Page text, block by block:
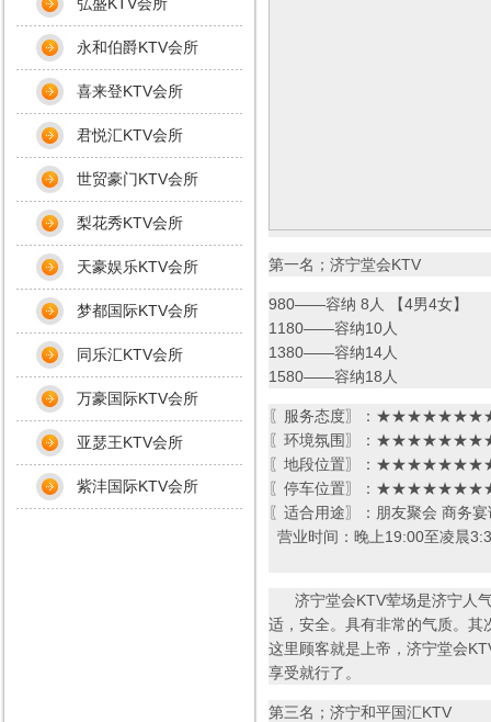
第一名；济宁堂会KTV
980——容纳 8人 【4男4女】
1180——容纳10人
1380——容纳14人
1580——容纳18人
〖服务态度〗：
〖环境氛围〗：
〖地段位置〗：
〖停车位置〗：
〖适合用途〗：朋友聚会 商务宴
营业时间：晚上19:00至凌晨
济宁堂会KTV荤场是济宁人气
适，安全。具有非常的气质。
这里顾客就是上帝，济宁堂会
享受就行了。
第三名；济宁和平国汇KTV
永和伯爵KTV会所
喜来登KTV会所
君悦汇KTV会所
世贸豪门KTV会所
梨花秀KTV会所
天豪娱乐KTV会所
梦都国际KTV会所
同乐汇KTV会所
万豪国际KTV会所
亚瑟王KTV会所
紫沣国际KTV会所